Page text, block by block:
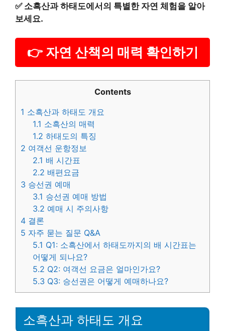
✅ 소흑산과 하태도에서의 특별한 자연 체험을 알아
보세요.
👉 자연 산책의 매력 확인하기
Contents
1 소흑산과 하태도 개요
1.1 소흑산의 매력
1.2 하태도의 특징
2 여객선 운항정보
2.1 배 시간표
2.2 배편요금
3 승선권 예매
3.1 승선권 예매 방법
3.2 예매 시 주의사항
4 결론
5 자주 묻는 질문 Q&A
5.1 Q1: 소흑산에서 하태도까지의 배 시간표는
어떻게 되나요?
5.2 Q2: 여객선 요금은 얼마인가요?
5.3 Q3: 승선권은 어떻게 예매하나요?
소흑산과 하태도 개요